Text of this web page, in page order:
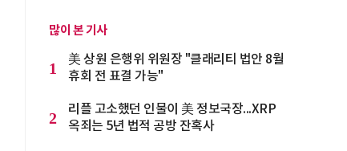
많이 본 기사
1
美 상원 은행위 위원장 "클래리티 법안 8월
휴회 전 표결 가능"
2
리플 고소했던 인물이 美 정보국장...XRP
옥죄는 5년 법적 공방 잔혹사